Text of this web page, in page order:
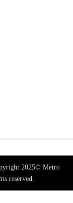
2025© Metro
reserved.